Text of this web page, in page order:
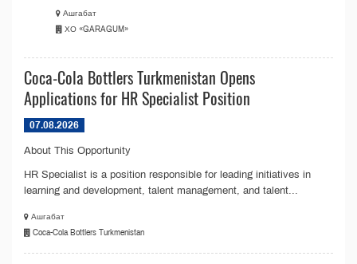
Ашгабат
ХО «GARAGUM»
Coca-Cola Bottlers Turkmenistan Opens
Applications for HR Specialist Position
07.08.2026
About This Opportunity
HR Specialist is a position responsible for leading initiatives in
learning and development, talent management, and talent...
Ашгабат
Coca-Cola Bottlers Turkmenistan